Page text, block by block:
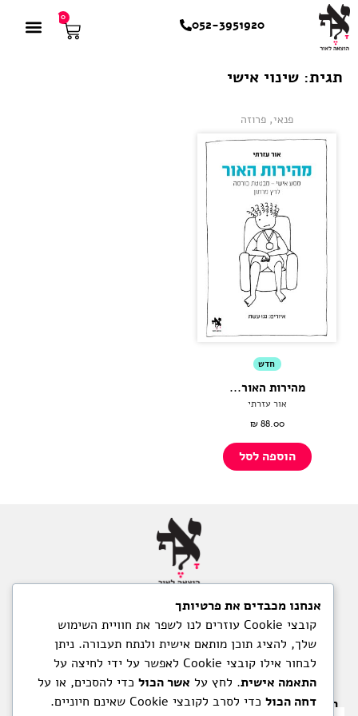
052-3951920
0
תגית: שינוי אישי
פנאי, פרוזה
חדש
מהירות האור...
88.00
₪
אור עזרתי
הוספה לסל
תנאי שימוש
מדיניות משלוחים והחזרות
מדיניות הפרטיות
הצהרת נגישות
רוצים להיות מעודכנים ברגע שיוצא תוכן חדש? הרשמו כאן.
אנחנו מכבדים את פרטיותך
קובצי Cookie עוזרים לנו לשפר את חוויית השימוש
שלך, להציג תוכן מותאם אישית ולנתח תעבורה. ניתן
לבחור אילו קובצי Cookie לאפשר על ידי לחיצה על
התאמה אישית. לחץ על אשר הכולכדי להסכים, או על
דחה הכולכדי לסרב לקובצי Cookie שאינם חיוניים.